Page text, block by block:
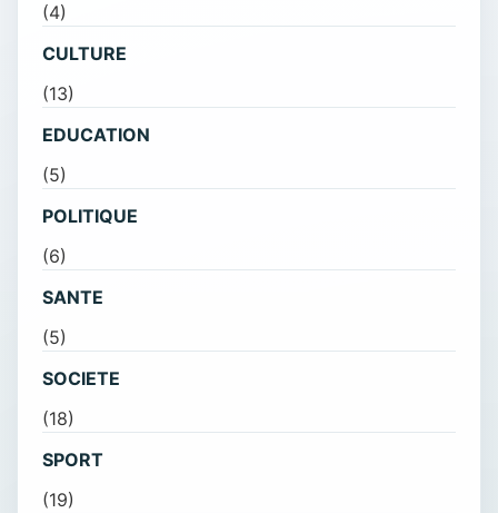
(4)
CULTURE
(13)
EDUCATION
(5)
POLITIQUE
(6)
SANTE
(5)
SOCIETE
(18)
SPORT
(19)